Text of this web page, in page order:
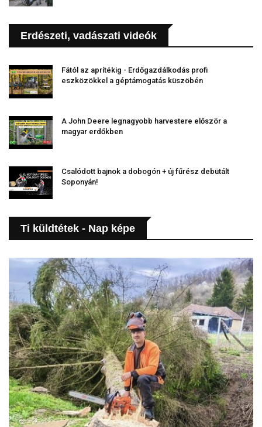
Erdészeti, vadászati videók
Fától az aprítékig - Erdőgazdálkodás profi
eszközökkel a géptámogatás küszöbén
A John Deere legnagyobb harvestere először a
magyar erdőkben
Csalódott bajnok a dobogón + új fűrész debütált
Soponyán!
Ti küldtétek - Nap képe